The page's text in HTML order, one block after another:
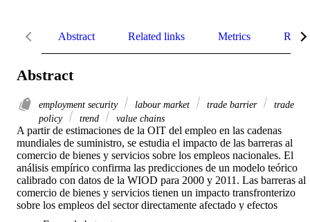
Abstract Related links Metrics
Abstract
employment security labour market trade barrier
trade
policy
trend value chains
A partir de estimaciones de la OIT del empleo en las cadenas
mundiales de suministro, se estudia el impacto de las barreras al
comercio de bienes y servicios sobre los empleos nacionales. El
análisis empírico confirma las predicciones de un modelo teórico
calibrado con datos de la WIOD para 2000 y 2011. Las barreras al
comercio de bienes y servicios tienen un impacto transfronterizo
sobre los empleos del sector directamente afectado y efectos